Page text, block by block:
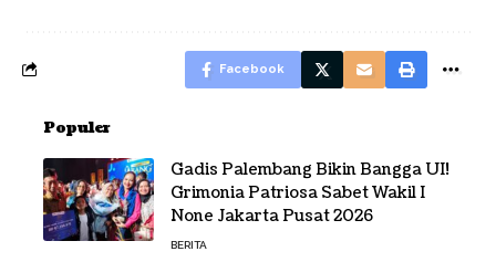
Facebook
Populer
Gadis Palembang Bikin Bangga UI!
Grimonia Patriosa Sabet Wakil I
None Jakarta Pusat 2026
BERITA